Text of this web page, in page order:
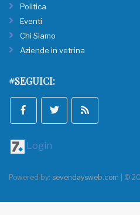
Politica
Eventi
Chi Siamo
Aziende in vetrina
#SEGUICI:
Login
Powered by: sevendaysweb.com | ©